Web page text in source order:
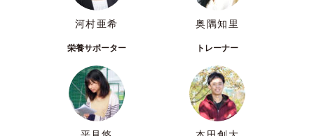
河村亜希 奥隅知里
栄養サポーター トレーナー